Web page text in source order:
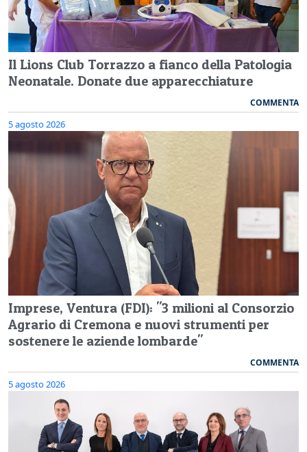
Il Lions Club Torrazzo a fianco della Patologia
Neonatale. Donate due apparecchiature
COMMENTA
5 agosto 2026
Imprese, Ventura (FDI): "3 milioni al Consorzio
Agrario di Cremona e nuovi strumenti per
sostenere le aziende lombarde"
COMMENTA
5 agosto 2026